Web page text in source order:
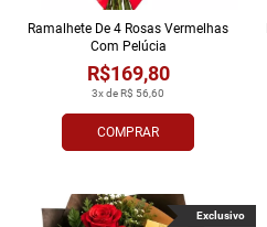
COMPRAR
3x de R$ 56,60
R$169,80
Ramalhete De 4 Rosas Vermelhas
Com Pelúcia
Exclusivo